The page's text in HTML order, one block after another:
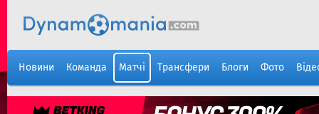
Новини Команда Матчі Трансфери Блоги Фото